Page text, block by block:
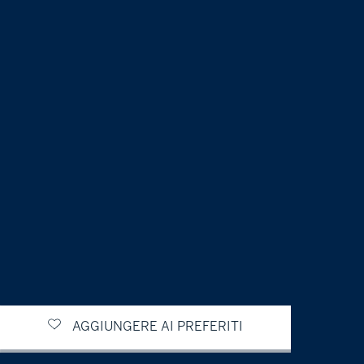
AGGIUNGERE AI PREFERITI